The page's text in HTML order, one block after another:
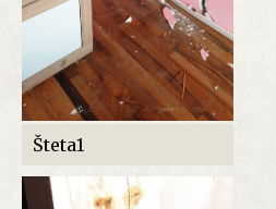
Šteta1